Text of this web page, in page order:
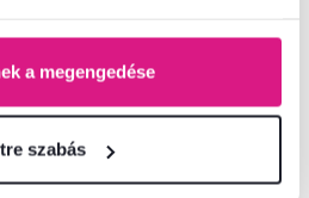
a megengedése
szabás
4,9 4
Relax forgószék fotel,